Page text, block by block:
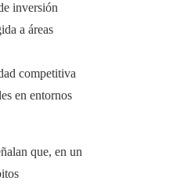
inversión
a áreas
competitiva
en entornos
que, en un